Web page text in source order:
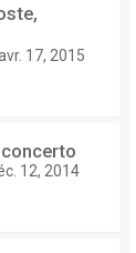
17, 2015
12, 2014